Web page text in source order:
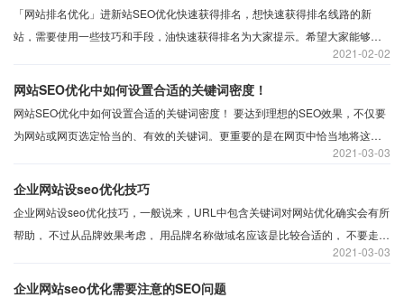
02-02
2021
「网站排名优化」进新站SEO优化快速获得排名，想快速获得排名线路的新
站，需要使用一些技巧和手段，油快速获得排名为大家提示。希望大家能够帮
定要高，通常这种优化将大大，烂大街的模板肯定高度代码重复，这是对搜索
03-03
2021
网站SEO优化中如何设置合适的关键词密度！
网站SEO优化中如何设置合适的关键词密度！ 要达到理想的SEO效果，不仅要
为网站或网页选定恰当的、有效的关键词。更重要的是在网页中恰当地将这些
关键词嵌入到内容当中，对SEO来说，这主要包括以下两方面内容。
03-03
2021
企业网站设seo优化技巧
企业网站设seo优化技巧，一般说来，URL中包含关键词对网站优化确实会有所
帮助， 不过从品牌效果考虑， 用品牌名称做域名应该是比较合适的， 不要走急
功近利误区，独立域名更能获得搜索引擎的认可，调查显示：大多数搜索引擎
排名时对那些不具备独立域名的网站赋予较小的“重要性”。
企业网站seo优化需要注意的SEO问题